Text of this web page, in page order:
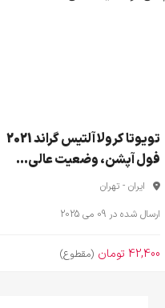
تویوتا کرولا آلتیس گراند 2021
فول آپشن، وضعیت عالی...
ایران - تهران
ارسال شده در 09 می 2025
42,400 تومان (مقطوع)